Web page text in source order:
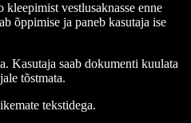
vestlusaknasse enne
õppimise ja paneb kasutaja ise
Kasutaja saab dokumenti kuulata
tõstmata.
tekstidega.